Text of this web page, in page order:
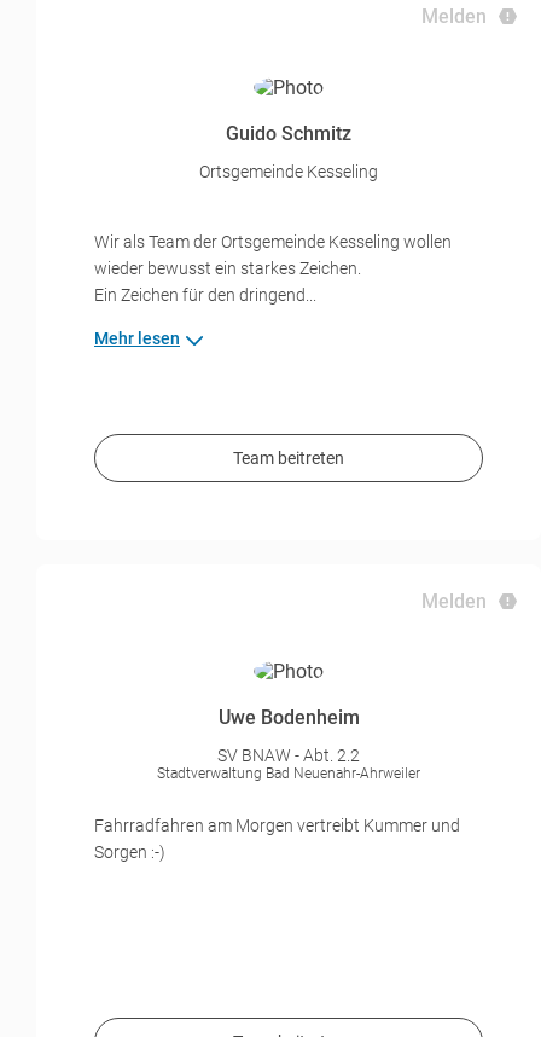
Melden
Guido Schmitz
Ortsgemeinde Kesseling
Wir als Team der Ortsgemeinde Kesseling wollen
wieder bewusst ein starkes Zeichen.
Ein Zeichen für den dringend...
Mehr lesen
Team beitreten
Melden
Uwe Bodenheim
SV BNAW - Abt. 2.2
Stadtverwaltung Bad Neuenahr-Ahrweiler
Fahrradfahren am Morgen vertreibt Kummer und
Sorgen :-)